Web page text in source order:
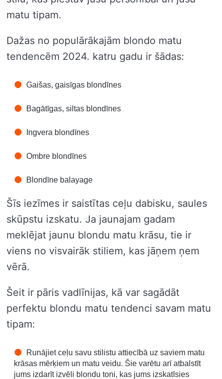
matu tipam.
Dažas no populārākajām blondo matu
tendencēm 2024. katru gadu ir šādas:
Gaišas, gaisīgas blondīnes
Bagātīgas, siltas blondīnes
Ingvera blondīnes
Ombre blondīnes
Blondīne balayage
Šīs iezīmes ir saistītas ceļu dabisku, saules
skūpstu izskatu. Ja jaunajam gadam
meklējat jaunu blondu matu krāsu, tie ir
viens no visvairāk stiliem, kas jāņem ņem
vērā.
Šeit ir pāris vadlīnijas, kā var sagādāt
perfektu blondu matu tendenci savam matu
tipam:
Runājiet ceļu savu stilistu attiecībā uz saviem matu
krāsas mērķiem un matu veidu. Šie varētu arī atbalstīt
jums izdarīt izvēli blondu toni, kas jums izskatīsies